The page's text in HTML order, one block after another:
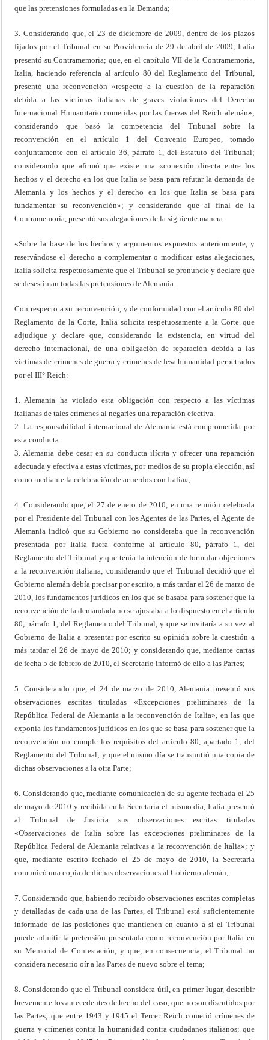
que las pretensiones formuladas en la Demanda;
3. Considerando que, el 23 de diciembre de 2009, dentro de los plazos
fijados por el Tribunal en su Providencia de 29 de abril de 2009, Italia
presentó su Contramemoria; que, en el capítulo VII de la Contramemoria,
Italia, haciendo referencia al artículo 80 del Reglamento del Tribunal,
presentó una reconvención «respecto a la cuestión de la reparación
debida a las víctimas italianas de graves violaciones del Derecho
Internacional Humanitario cometidas por las fuerzas del Reich alemán»;
considerando que basó la competencia del Tribunal sobre la
reconvención en el artículo 1 del Convenio Europeo, tomado
conjuntamente con el artículo 36, párrafo 1, del Estatuto del Tribunal;
considerando que afirmó que existe una «conexión directa entre los
hechos y el derecho en los que Italia se basa para refutar la demanda de
Alemania y los hechos y el derecho en los que Italia se basa para
fundamentar su reconvención»; y considerando que al final de la
Contramemoria, presentó sus alegaciones de la siguiente manera:
«Sobre la base de los hechos y argumentos expuestos anteriormente, y
reservándose el derecho a complementar o modificar estas alegaciones,
Italia solicita respetuosamente que el Tribunal se pronuncie y declare que
se desestiman todas las pretensiones de Alemania.
Con respecto a su reconvención, y de conformidad con el artículo 80 del
Reglamento de la Corte, Italia solicita respetuosamente a la Corte que
adjudique y declare que, considerando la existencia, en virtud del
derecho internacional, de una obligación de reparación debida a las
víctimas de crímenes de guerra y crímenes de lesa humanidad perpetrados
por el III° Reich:
1. Alemania ha violado esta obligación con respecto a las víctimas
italianas de tales crímenes al negarles una reparación efectiva.
2. La responsabilidad internacional de Alemania está comprometida por
esta conducta.
3. Alemania debe cesar en su conducta ilícita y ofrecer una reparación
adecuada y efectiva a estas víctimas, por medios de su propia elección, así
como mediante la celebración de acuerdos con Italia»;
4. Considerando que, el 27 de enero de 2010, en una reunión celebrada
por el Presidente del Tribunal con los Agentes de las Partes, el Agente de
Alemania indicó que su Gobierno no consideraba que la reconvención
presentada por Italia fuera conforme al artículo 80, párrafo 1, del
Reglamento del Tribunal y que tenía la intención de formular objeciones
a la reconvención italiana; considerando que el Tribunal decidió que el
Gobierno alemán debía precisar por escrito, a más tardar el 26 de marzo de
2010, los fundamentos jurídicos en los que se basaba para sostener que la
reconvención de la demandada no se ajustaba a lo dispuesto en el artículo
80, párrafo 1, del Reglamento del Tribunal, y que se invitaría a su vez al
Gobierno de Italia a presentar por escrito su opinión sobre la cuestión a
más tardar el 26 de mayo de 2010; y considerando que, mediante cartas
de fecha 5 de febrero de 2010, el Secretario informó de ello a las Partes;
5. Considerando que, el 24 de marzo de 2010, Alemania presentó sus
observaciones escritas tituladas «Excepciones preliminares de la
República Federal de Alemania a la reconvención de Italia», en las que
exponía los fundamentos jurídicos en los que se basa para sostener que la
reconvención no cumple los requisitos del artículo 80, apartado 1, del
Reglamento del Tribunal; y que el mismo día se transmitió una copia de
dichas observaciones a la otra Parte;
6. Considerando que, mediante comunicación de su agente fechada el 25
de mayo de 2010 y recibida en la Secretaría el mismo día, Italia presentó
al Tribunal de Justicia sus observaciones escritas tituladas
«Observaciones de Italia sobre las excepciones preliminares de la
República Federal de Alemania relativas a la reconvención de Italia»; y
que, mediante escrito fechado el 25 de mayo de 2010, la Secretaría
comunicó una copia de dichas observaciones al Gobierno alemán;
7. Considerando que, habiendo recibido observaciones escritas completas
y detalladas de cada una de las Partes, el Tribunal está suficientemente
informado de las posiciones que mantienen en cuanto a si el Tribunal
puede admitir la pretensión presentada como reconvención por Italia en
su Memorial de Contestación; y que, en consecuencia, el Tribunal no
considera necesario oír a las Partes de nuevo sobre el tema;
8. Considerando que el Tribunal considera útil, en primer lugar, describir
brevemente los antecedentes de hecho del caso, que no son discutidos por
las Partes; que entre 1943 y 1945 el Tercer Reich cometió crímenes de
guerra y crímenes contra la humanidad contra ciudadanos italianos; que